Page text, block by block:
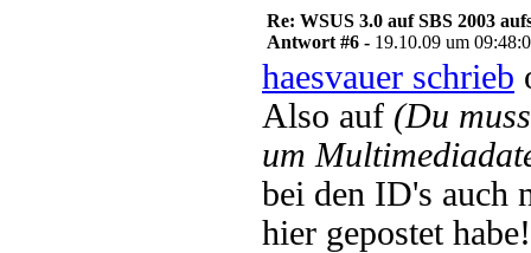
Re: WSUS 3.0 auf SBS 2003
Antwort #6 - 19.10.09 um
haesvauer schrieb
Also auf (Du
um
bei den ID's auch
hier gepostet habe!